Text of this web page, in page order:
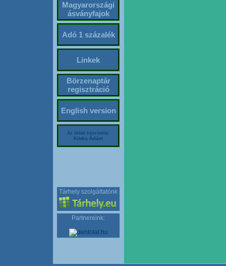
Magyarországi
ásványfajok
Adó 1 százalék
Linkek
Börzenaptár
regisztráció
English version
Az oldalt készítette:
Kriska Ádám
Tárhely szolgáltatónk
Partnereink: